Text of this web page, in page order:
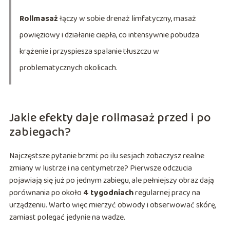
Rollmasażłączy w sobie drenaż limfatyczny, masaż
powięziowy i działanie ciepła, co intensywnie pobudza
krążenie i przyspiesza spalanie tłuszczu w
problematycznych okolicach.
Jakie efekty daje rollmasaż przed i po
zabiegach?
Najczęstsze pytanie brzmi: po ilu sesjach zobaczysz realne
zmiany w lustrze i na centymetrze? Pierwsze odczucia
pojawiają się już po jednym zabiegu, ale pełniejszy obraz dają
porównania po około 4 tygodniachregularnej pracy na
urządzeniu. Warto więc mierzyć obwody i obserwować skórę,
zamiast polegać jedynie na wadze.